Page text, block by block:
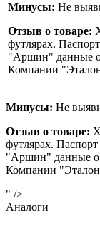
Минусы: Не
Отзыв о товаре:
футлярах.
"Аршин" данные о
Компании
Минусы: Не
Отзыв о товаре:
футлярах.
"Аршин" данные о
Компании "Эталон
" />
Аналоги